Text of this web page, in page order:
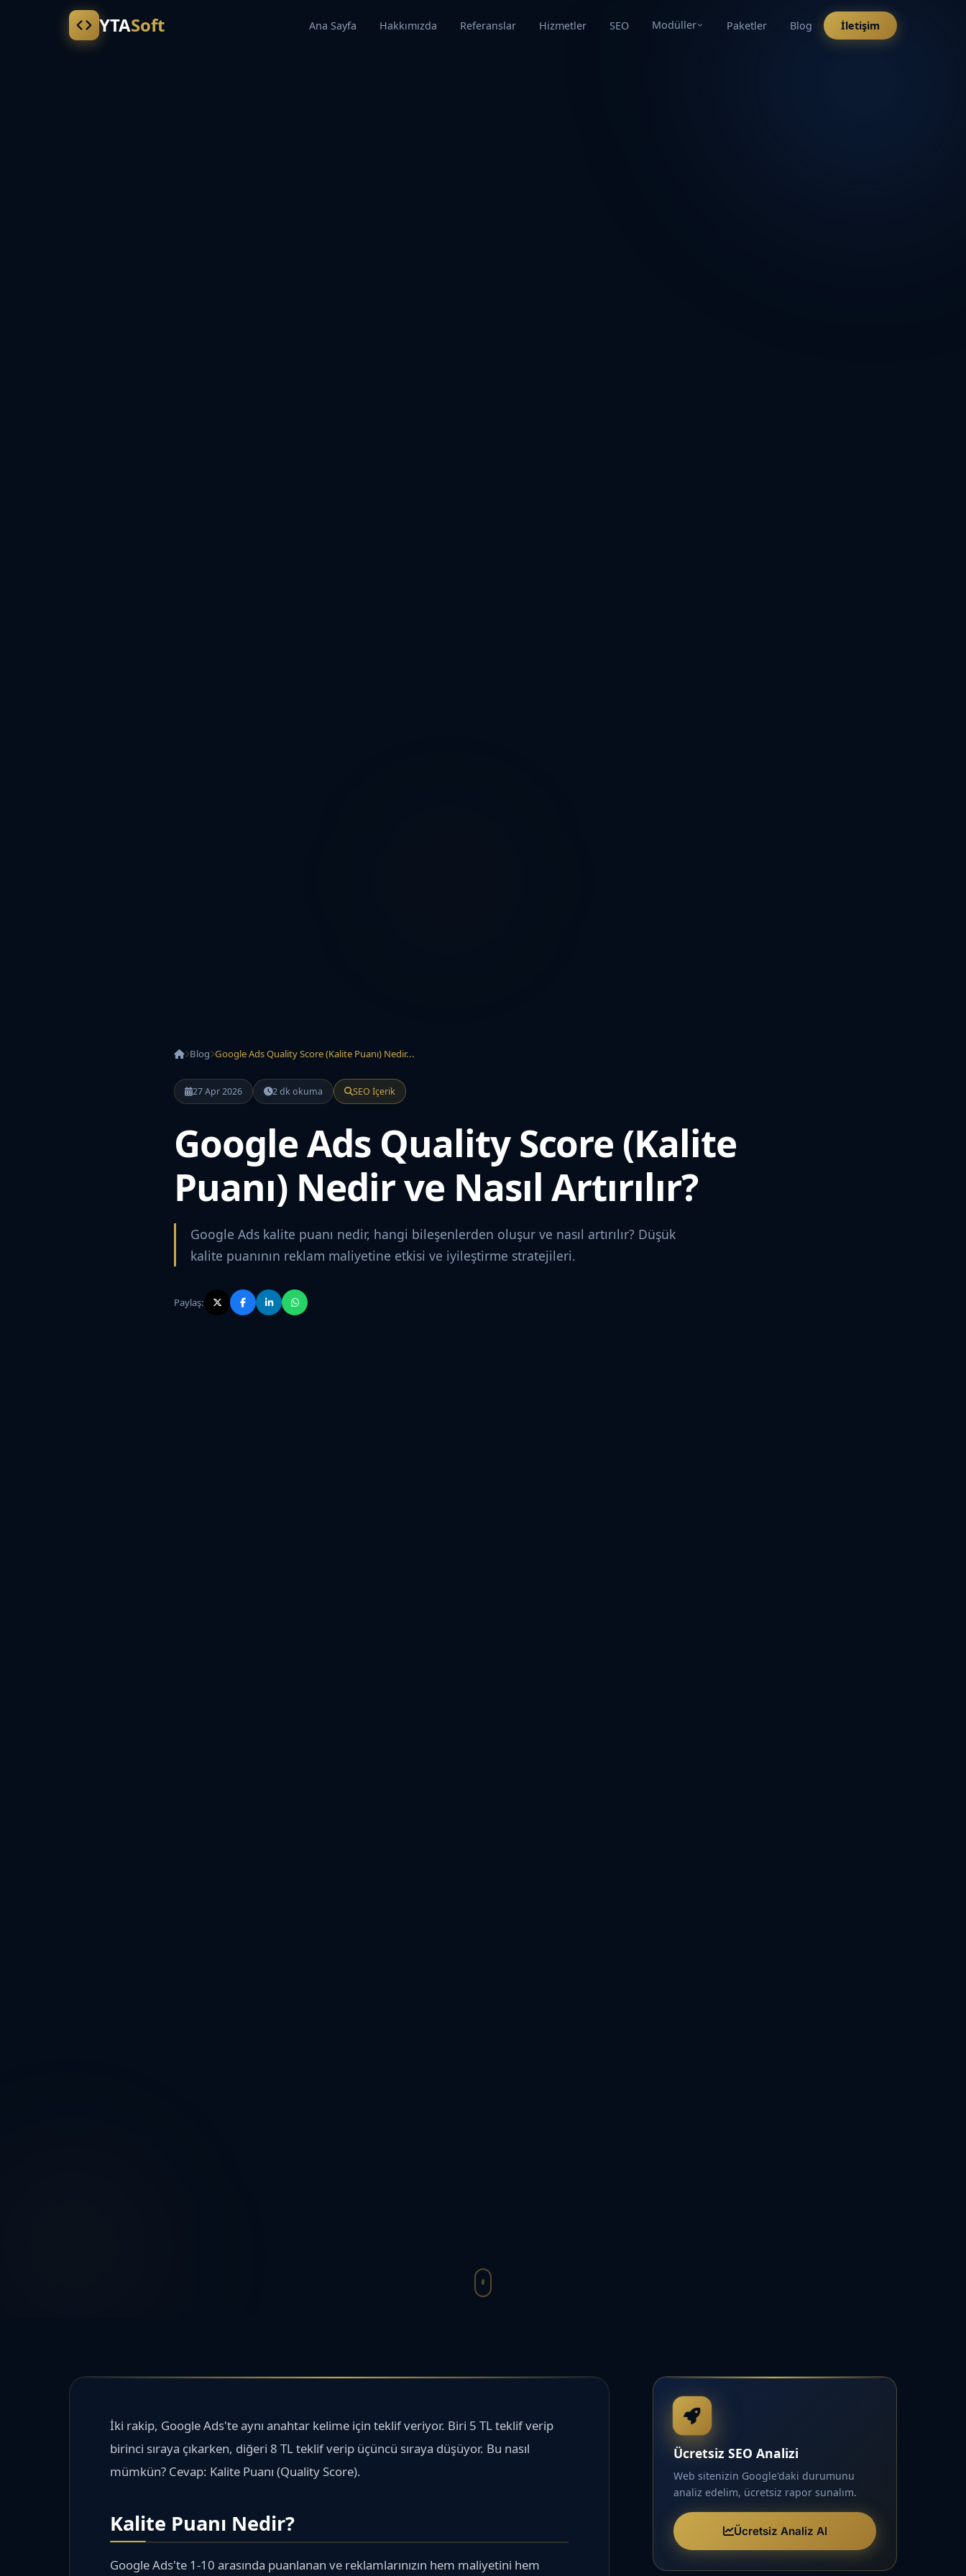
YTASoft Ana Sayfa Hakkımızda Referanslar Hizmetler SEO Modüller Paketler Blog İletişim
Blog Google Ads Quality Score (Kalite Puanı) Nedir...
27 Apr 2026 2 dk okuma SEO İçerik
Google Ads Quality Score (Kalite
Puanı) Nedir ve Nasıl Artırılır?
Google Ads kalite puanı nedir, hangi bileşenlerden oluşur ve nasıl artırılır? Düşük
kalite puanının reklam maliyetine etkisi ve iyileştirme stratejileri.
Paylaş:
İki rakip, Google Ads'te aynı anahtar kelime için teklif veriyor. Biri 5 TL teklif verip
birinci sıraya çıkarken, diğeri 8 TL teklif verip üçüncü sıraya düşüyor. Bu nasıl
mümkün? Cevap: Kalite Puanı (Quality Score).
Kalite Puanı Nedir?
Google Ads'te 1-10 arasında puanlanan ve reklamlarınızın hem maliyetini hem
Ücretsiz SEO Analizi
Web sitenizin Google'daki durumunu
analiz edelim, ücretsiz rapor sunalım.
Ücretsiz Analiz Al